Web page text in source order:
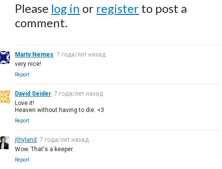
Please log in or register to post a
comment.
Marty Nemes 7 года/лет назад
very nice!
Report
David Seider 7 года/лет назад
Love it!
Heaven without having to die. <3
Report
jthyland
7 года/лет назад
Wow. That's a keeper.
Report